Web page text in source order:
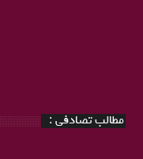
مطالب تصادفی :